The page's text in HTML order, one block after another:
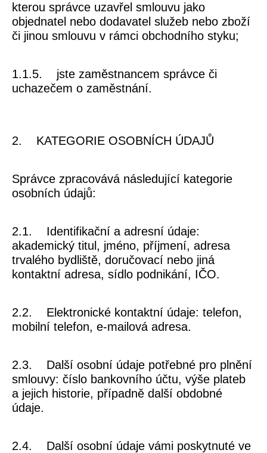
kterou správce uzavřel smlouvu jako
objednatel nebo dodavatel služeb nebo zboží
či jinou smlouvu v rámci obchodního styku;
1.1.5. jste zaměstnancem správce či
uchazečem o zaměstnání.
2. KATEGORIE OSOBNÍCH ÚDAJŮ
Správce zpracovává následující kategorie
osobních údajů:
2.1.
Identifikační a adresní údaje:
akademický titul, jméno, příjmení, adresa
trvalého bydliště, doručovací nebo jiná
kontaktní adresa, sídlo podnikání, IČO.
2.2. Elektronické kontaktní údaje: telefon,
mobilní telefon, e-mailová adresa.
2.3. Další osobní údaje potřebné pro plnění
smlouvy: číslo bankovního účtu, výše plateb
a jejich historie, případně další obdobné
údaje.
2.4. Další osobní údaje vámi poskytnuté ve